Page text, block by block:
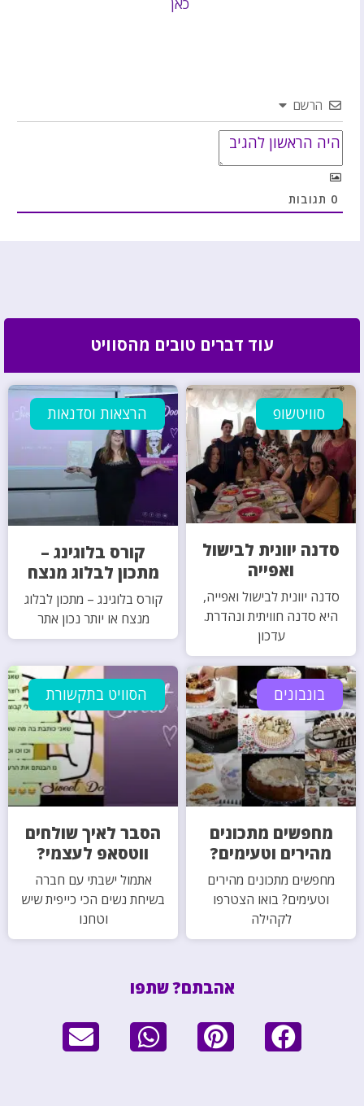
הרשם
0 תגובות
עוד דברים טובים מהסוויט
סוויטשופ
סדנה יוונית לבישול
ואפייה
סדנה יוונית לבישול ואפייה,
היא סדנה חוויתית ונהדרת.
עדכון
הרצאות וסדנאות
קורס בלוגינג –
מתכון לבלוג מנצח
קורס בלוגינג – מתכון לבלוג
מנצח או יותר נכון אתר
בונבונים
מחפשים מתכונים
מהירים וטעימים?
מחפשים מתכונים מהירים
וטעימים? בואו הצטרפו
לקהילה
הסוויט בתקשורת
הסבר לאיך שולחים
ווטסאפ לעצמי?
אתמול ישבתי עם חברה
בשיחת נשים הכי כייפית שיש
וטחנו
אהבתם? שתפו